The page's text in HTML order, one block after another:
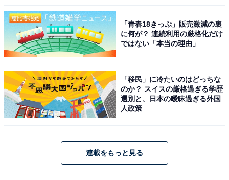
「多目的レクリエーションゾーン」「緑地ゾーン」「親
水ゾーン」「ふれあいコミュニティゾーン」の4ゾーン
で構成されており、入場・駐車場（253台・障がい者用
広さ2万6000平方メートルという広大な芝生広場は、ス
トレッチ・散歩・ピクニックからイベントまで多彩な使
い方ができます。芝生広場を囲むように流れる全長約
「遊具広場・展望の丘」には複合遊具・ターザンロープ
「青春18きっぷ」販売激減の裏
に何が？ 連続利用の厳格化だけ
ではない「本当の理由」
「移民」に冷たいのはどっちな
のか？ スイスの厳格過ぎる学歴
選別と、日本の曖昧過ぎる外国
人政策
連載をもっと見る